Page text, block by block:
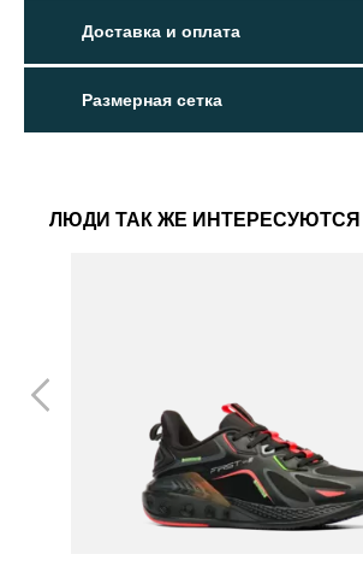
Доставка и оплата
Размерная сетка
ЛЮДИ ТАК ЖЕ ИНТЕРЕСУЮТСЯ